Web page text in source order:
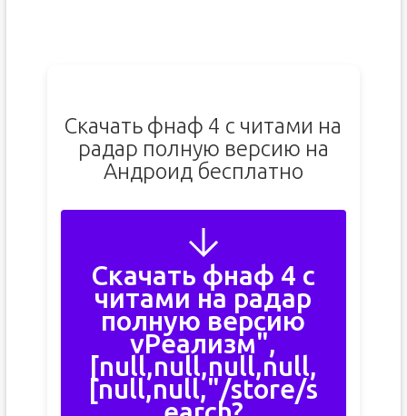
Скачать фнаф 4 с читами на
радар полную версию на
Андроид бесплатно
Скачать фнаф 4 с
читами на радар
полную версию
vРеализм",
[null,null,null,null,
[null,null,"/store/s